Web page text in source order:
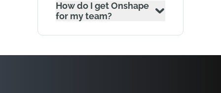
How do I get Onshape
for my team?